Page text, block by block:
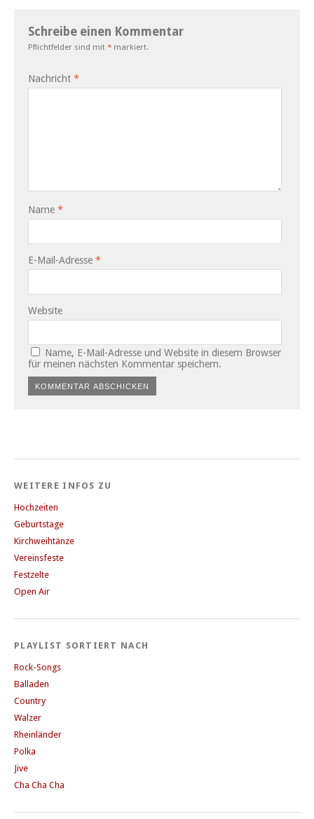
Schreibe einen Kommentar
Pflichtfelder sind mit * markiert.
Nachricht *
Name *
E-Mail-Adresse *
Website
Name, E-Mail-Adresse und Website in diesem Browser
für meinen nächsten Kommentar speichern.
WEITERE INFOS ZU
Hochzeiten
Geburtstage
Kirchweihtänze
Vereinsfeste
Festzelte
Open Air
PLAYLIST SORTIERT NACH
Rock-Songs
Balladen
Country
Walzer
Rheinländer
Polka
Jive
Cha Cha Cha